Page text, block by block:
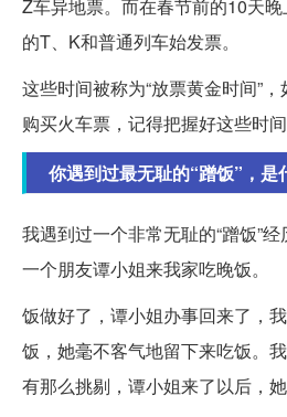
Z车异地票。而在春节前的10天
的T、K和普通列车始发票。
这些时间被称为“放票黄金时间”
购买火车票，记得把握好这些时间
你遇到过最无耻的“蹭饭”，是
我遇到过一个非常无耻的“蹭饭”
一个朋友谭小姐来我家吃晚饭。
饭做好了，谭小姐办事回来了，
饭，她毫不客气地留下来吃饭。
有那么挑剔，谭小姐来了以后，她